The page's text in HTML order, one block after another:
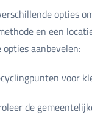
opties
en een
opties aanbevelen:
voor
de